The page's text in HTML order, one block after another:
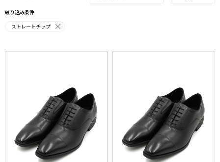
絞り込み条件
ストレートチップ